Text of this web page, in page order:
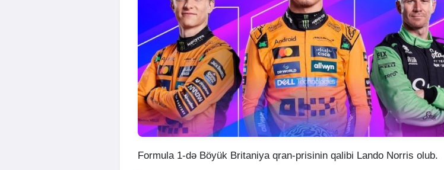
Formula 1-də Böyük Britaniya qran-prisinin qalibi Lando Norris olub.